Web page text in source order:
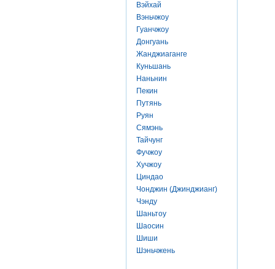
Вэйхай
Вэньчжоу
Гуанчжоу
Донгуань
Жанджиаганге
Куньшань
Наньнин
Пекин
Путянь
Руян
Сямэнь
Тайчунг
Фучжоу
Хучжоу
Циндао
Чонджин (Джинджианг)
Чэнду
Шаньтоу
Шаосин
Шиши
Шэньчжень